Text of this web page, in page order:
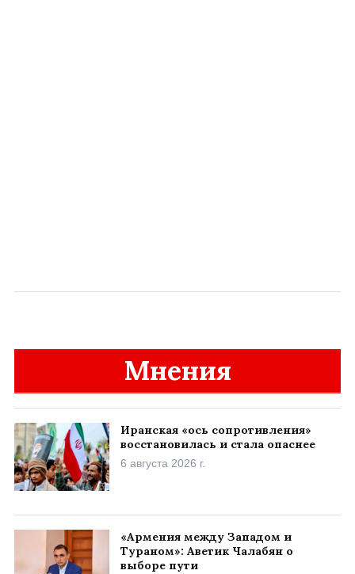
Мнения
Иранская «ось сопротивления»
восстановилась и стала опаснее
6 августа 2026 г.
«Армения между Западом и
Тураном»: Аветик Чалабян о
выборе пути